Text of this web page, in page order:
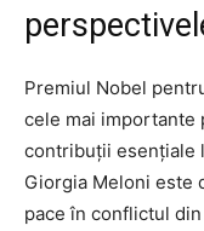
Premiul Nobel
cele mai importante
contribuții esențiale
Giorgia Meloni este
pace în conflictul